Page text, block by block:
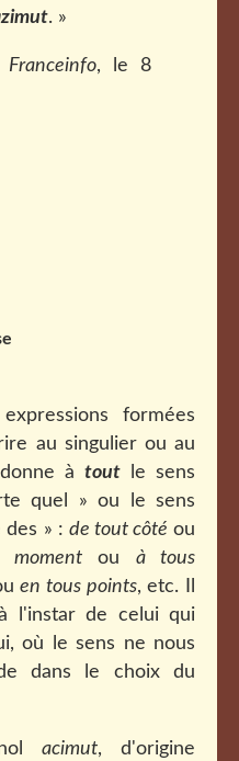
. »
Franceinfo, le 8
formées
au singulier ou au
à toutle sens
quel » ou le sens
» : de tout côté ou
ou à tous
en tous points, etc. Il
l'instar de celui qui
où le sens ne nous
dans le choix du
acimut, d'origine